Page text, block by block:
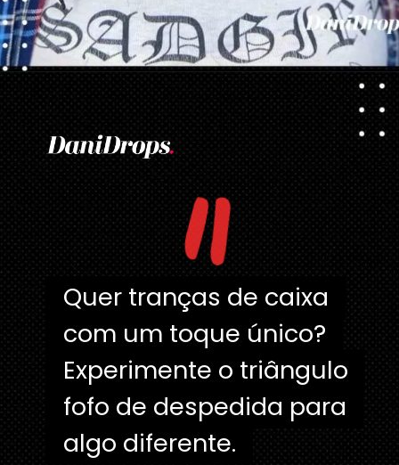
Opening
"
Quer tranças de caixa
com um toque único?
Experimente o triângulo
fofo de despedida para
algo diferente.
Quer tranças de caixa
com um toque único?
Experimente o triângulo
fofo de despedida para